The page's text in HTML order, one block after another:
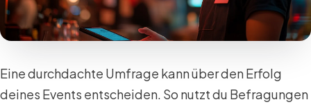
Eine durchdachte Umfrage kann über den Erfolg
deines Events entscheiden. So nutzt du Befragungen